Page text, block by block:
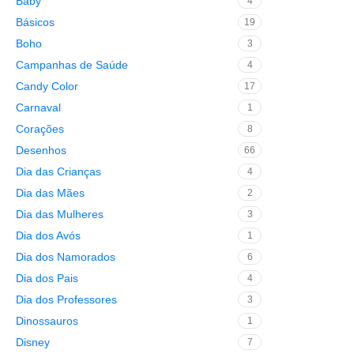
Básicos 19
Boho 3
Campanhas de Saúde 4
Candy Color 17
Carnaval 1
Corações 8
Desenhos 66
Dia das Crianças 4
Dia das Mães 2
Dia das Mulheres 3
Dia dos Avós 1
Dia dos Namorados 6
Dia dos Pais 4
Dia dos Professores 3
Dinossauros 1
Disney 7